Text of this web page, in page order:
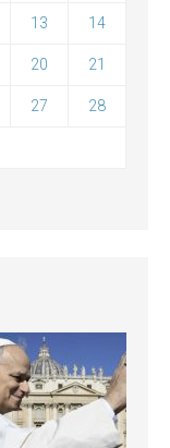
13 14
20 21
27 28